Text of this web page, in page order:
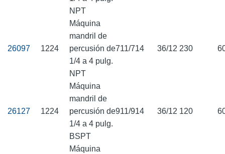
NPT
26097 1224
Máquina
mandril de
percusión de
1/4 a 4 pulg.
NPT
711/714 36/12 230
26127 1224
Máquina
mandril de
percusión de
1/4 a 4 pulg.
BSPT
911/914 36/12 120
Máquina